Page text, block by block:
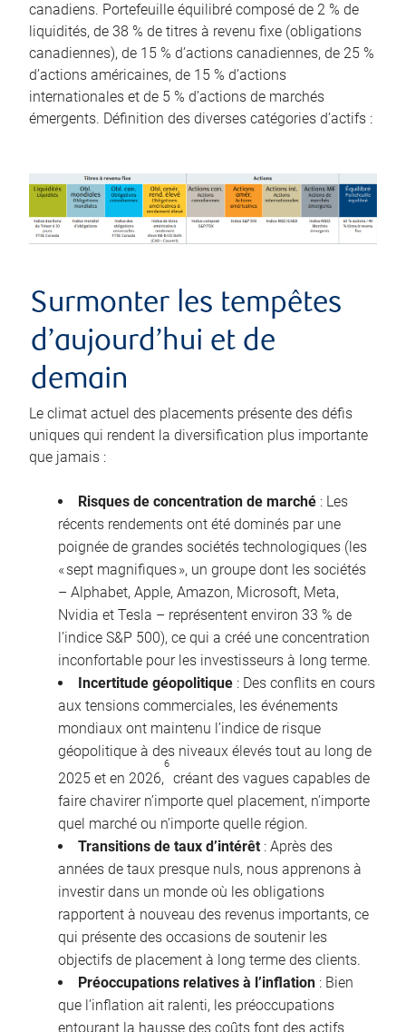
canadiens. Portefeuille équilibré composé de 2 % de
liquidités, de 38 % de titres à revenu fixe (obligations
canadiennes), de 15 % d’actions canadiennes, de 25 %
d’actions américaines, de 15 % d’actions
internationales et de 5 % d’actions de marchés
émergents. Définition des diverses catégories d’actifs :
Surmonter les tempêtes
d’aujourd’hui et de
demain
Le climat actuel des placements présente des défis
uniques qui rendent la diversification plus importante
que jamais :
Risques de concentration de marché : Les
récents rendements ont été dominés par une
poignée de grandes sociétés technologiques (les
« sept magnifiques », un groupe dont les sociétés
– Alphabet, Apple, Amazon, Microsoft, Meta,
Nvidia et Tesla – représentent environ 33 % de
l’indice S&P 500), ce qui a créé une concentration
inconfortable pour les investisseurs à long terme.
Incertitude géopolitique : Des conflits en cours
aux tensions commerciales, les événements
mondiaux ont maintenu l’indice de risque
géopolitique à des niveaux élevés tout au long de
2025 et en 2026,
6
créant des vagues capables de
faire chavirer n’importe quel placement, n’importe
quel marché ou n’importe quelle région.
Transitions de taux d’intérêt : Après des
années de taux presque nuls, nous apprenons à
investir dans un monde où les obligations
rapportent à nouveau des revenus importants, ce
qui présente des occasions de soutenir les
objectifs de placement à long terme des clients.
Préoccupations relatives à l’inflation : Bien
que l’inflation ait ralenti, les préoccupations
entourant la hausse des coûts font des actifs